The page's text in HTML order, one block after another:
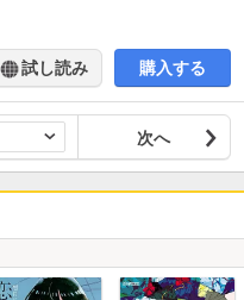
試し読み 購入する
次へ